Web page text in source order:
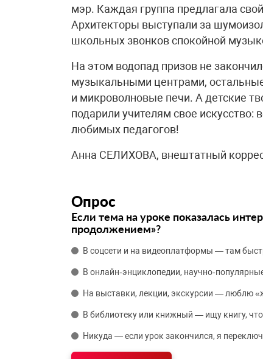
мэр. Каждая группа предлагала
Архитекторы выступали за
школьных звонков спокойной
На этом водопад призов не
музыкальными центрами,
и микроволновые печи. А детские
подарили учителям свое искусство:
любимых педагогов!
Анна СЕЛИХОВА, внештатный
Опрос
Если тема на уроке показалась
продолжением»?
В соцсети и на видеоплатформы — там
В онлайн‑энциклопедии,
На выставки, лекции, экскурсии — люблю
В библиотеку или книжный — ищу книгу,
Никуда — если урок закончился, я